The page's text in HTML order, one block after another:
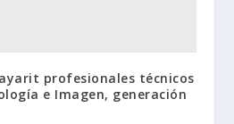
profesionales técnicos
e Imagen, generación